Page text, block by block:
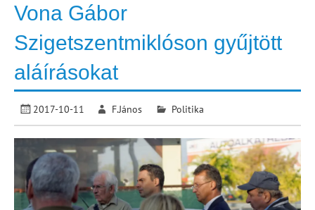
Vona Gábor
Szigetszentmiklóson gyűjtött
aláírásokat
2017-10-11 F.János Politika